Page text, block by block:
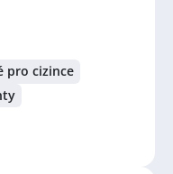
pro cizince